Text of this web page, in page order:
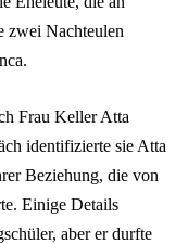
zwei Nachteulen
Frau Keller Atta
identifizierte sie Atta
Beziehung, die von
Einige Details
aber er durfte